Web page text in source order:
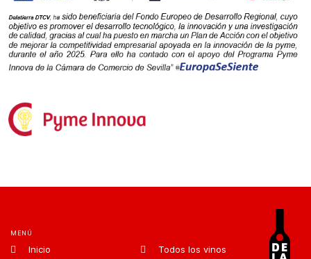
MENÚ
Inicio
Todos los vinos